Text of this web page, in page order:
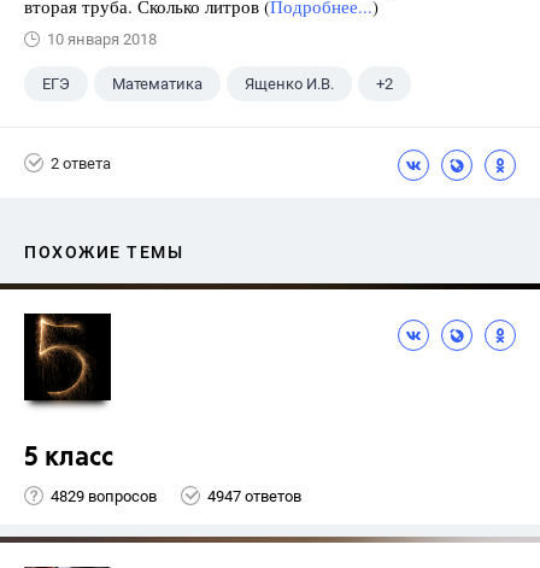
вторая труба. Сколько литров (Подробнее...)
10 января 2018
ЕГЭ Математика Ященко И.В. +2
2 ответа
ПОХОЖИЕ ТЕМЫ
5 класс
4829 вопросов 4947 ответов